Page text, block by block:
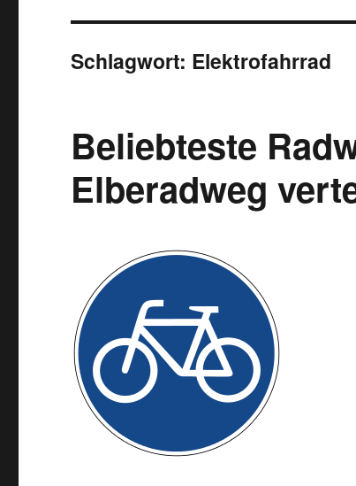
Schlagwort: Elektrofahrrad
Beliebteste
Elberadweg